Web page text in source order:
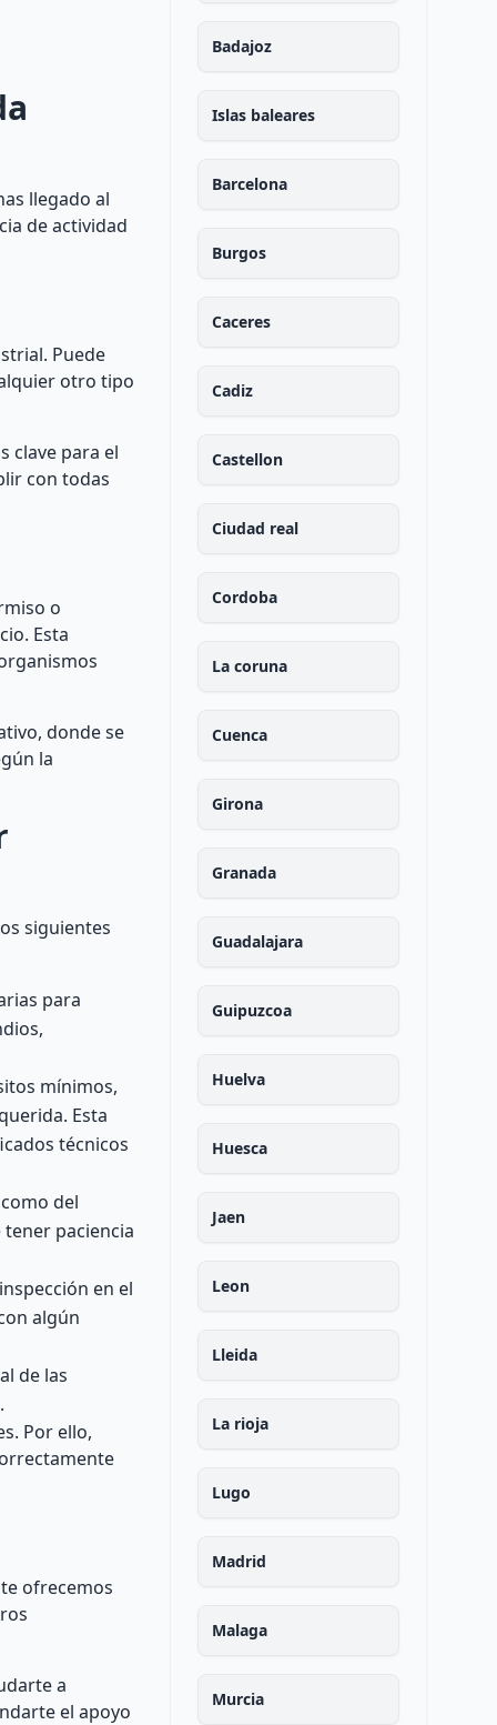
llegado al
de actividad
Puede
otro tipo
clave para el
con todas
o
Esta
donde se
la
siguientes
para
mínimos,
Esta
técnicos
del
paciencia
en el
algún
de las
Por ello,
ofrecemos
a
el apoyo
Badajoz
Islas baleares
Barcelona
Burgos
Caceres
Cadiz
Castellon
Ciudad real
Cordoba
La coruna
Cuenca
Girona
Granada
Guadalajara
Guipuzcoa
Huelva
Huesca
Jaen
Leon
Lleida
La rioja
Lugo
Madrid
Malaga
Murcia